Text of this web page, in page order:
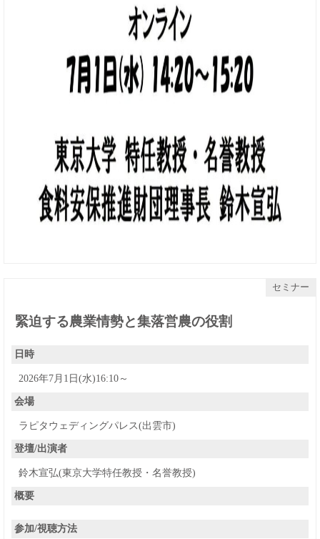
セミナー
緊迫する農業情勢と集落営農の役割
日時
2026年7月1日(水)16:10～
会場
ラピタウェディングパレス(出雲市)
登壇/出演者
鈴木宣弘(東京大学特任教授・名誉教授)
概要
参加/視聴方法